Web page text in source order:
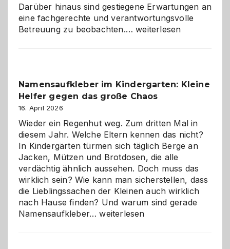
Darüber hinaus sind gestiegene Erwartungen an
eine fachgerechte und verantwortungsvolle
Betreuung zu beobachten.…Betreuung
ist
eine
Wahl?
weiterlesen
Namensaufkleber im Kindergarten: Kleine
Helfer gegen das große Chaos
16. April 2026
Wieder ein Regenhut weg. Zum dritten Mal in
diesem Jahr. Welche Eltern kennen das nicht?
In Kindergärten türmen sich täglich Berge an
Jacken, Mützen und Brotdosen, die alle
verdächtig ähnlich aussehen. Doch muss das
wirklich sein? Wie kann man sicherstellen, dass
die Lieblingssachen der Kleinen auch wirklich
nach Hause finden? Und warum sind gerade
Namensaufkleber…Namensaufkleber
weiterlesen